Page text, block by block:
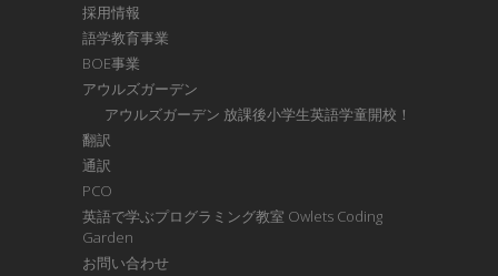
採用情報
語学教育事業
BOE事業
アウルズガーデン
アウルズガーデン 放課後小学生英語学童開校！
翻訳
通訳
PCO
英語で学ぶプログラミング教室 Owlets Coding
Garden
お問い合わせ